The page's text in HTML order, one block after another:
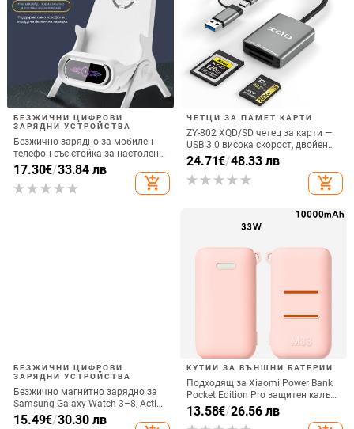
БЕЗЖИЧНИ ЦИФРОВИ
ЗАРЯДНИ УСТРОЙСТВА
Безжично зарядно за мобилен
телефон със стойка за настолен
монтаж за хоризонтално или
вертикално ползване, QC3.0, 2 A,
15 W, Бързо зареждане
17.30€/33.84 лв
add_shopping_cart
ЧЕТЦИ ЗА ПАМЕТ КАРТИ
ZY-802 XQD/SD четец за карти —
USB 3.0 висока скорост, двойен
интерфейс Type-C и USB,
алуминиев сплав + ABS
24.71€/48.33 лв
add_shopping_cart
БЕЗЖИЧНИ ЦИФРОВИ
ЗАРЯДНИ УСТРОЙСТВА
Безжично магнитно зарядно за
Samsung Galaxy Watch 3–8, Active
1/2 • QC2.0 • Магнитно зареждане
15.49€/30.30 лв
КУТИИ ЗА ВЪНШНИ БАТЕРИИ
Подходящ за Xiaomi Power Bank
Pocket Edition Pro защитен калъф
33W силиконов 10000mA
неплъзгащ се защитен калъф за
13.58€/26.56 лв